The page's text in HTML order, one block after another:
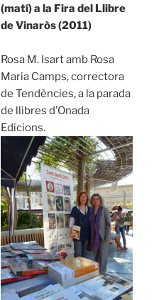
(matí) a la Fira del Llibre
de Vinaròs (2011)
Rosa M. Isart amb Rosa
Maria Camps, correctora
de Tendències, a la parada
de llibres d’Onada
Edicions.